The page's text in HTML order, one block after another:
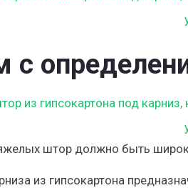
с
штор должно быть
из гипсокартона